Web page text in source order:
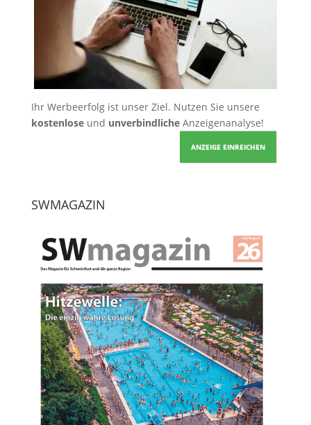
Ihr Werbeerfolg ist unser Ziel. Nutzen Sie unsere
kostenloseund unverbindlicheAnzeigenanalyse!
ANZEIGE EINREICHEN
SWMAGAZIN